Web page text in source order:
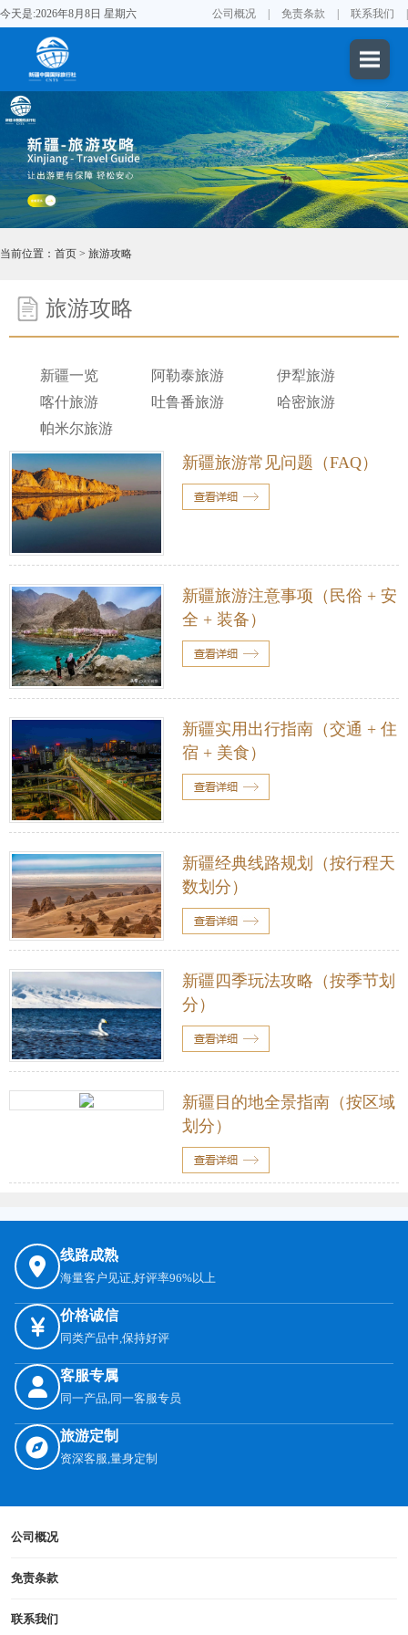
今天是:2026年8月8日 星期六 公司概况 免责条款 联系我们
当前位置： 首页 > 旅游攻略
旅游攻略
新疆一览 阿勒泰旅游
伊犁旅游
喀什旅游
吐鲁番旅游
哈密旅游
帕米尔旅游
新疆旅游常见问题（FAQ）
新疆旅游注意事项（民俗 + 安
全 + 装备）
新疆实用出行指南（交通 + 住
宿 + 美食）
新疆经典线路规划（按行程天
数划分）
新疆四季玩法攻略（按季节划
分）
新疆目的地全景指南（按区域
划分）
线路成熟
海量客户见证,好评率96%以上
价格诚信
同类产品中,保持好评
客服专属
同一产品,同一客服专员
旅游定制
资深客服,量身定制
公司概况
免责条款
联系我们